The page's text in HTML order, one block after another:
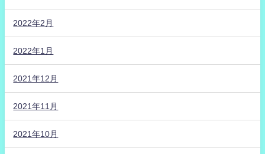
2022年2月
2022年1月
2021年12月
2021年11月
2021年10月